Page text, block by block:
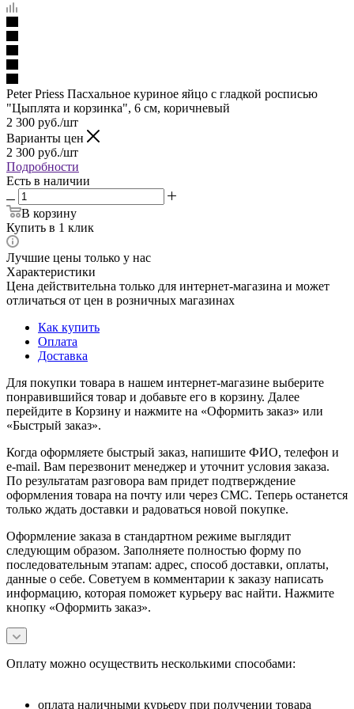
Peter Priess Пасхальное куриное яйцо с гладкой росписью
"Цыплята и корзинка", 6 см, коричневый
2 300 руб./шт
Варианты цен
2 300 руб./шт
Подробности
Есть в наличии
В корзину
Купить в 1 клик
Лучшие цены только у нас
Характеристики
Цена действительна только для интернет-магазина и может
отличаться от цен в розничных магазинах
Как купить
Оплата
Доставка
Для покупки товара в нашем интернет-магазине выберите
понравившийся товар и добавьте его в корзину. Далее
перейдите в Корзину и нажмите на «Оформить заказ» или
«Быстрый заказ».
Когда оформляете быстрый заказ, напишите ФИО, телефон и
e-mail. Вам перезвонит менеджер и уточнит условия заказа.
По результатам разговора вам придет подтверждение
оформления товара на почту или через СМС. Теперь останется
только ждать доставки и радоваться новой покупке.
Оформление заказа в стандартном режиме выглядит
следующим образом. Заполняете полностью форму по
последовательным этапам: адрес, способ доставки, оплаты,
данные о себе. Советуем в комментарии к заказу написать
информацию, которая поможет курьеру вас найти. Нажмите
кнопку «Оформить заказ».
Оплату можно осуществить несколькими способами:
оплата наличными курьеру при получении товара